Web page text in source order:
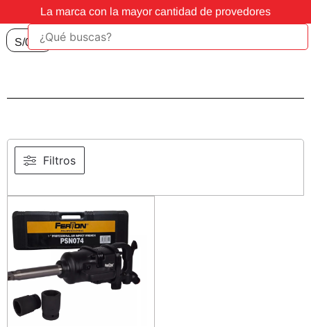
La marca con la mayor cantidad de provedores
S/0.00
Filtros